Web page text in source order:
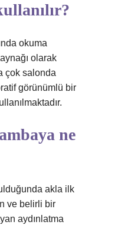
okuma
olarak
çok salonda
görünümlü bir
ne
akla ilk
ve belirli bir
aydınlatma